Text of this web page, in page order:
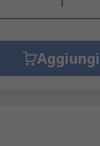
Aggiungi